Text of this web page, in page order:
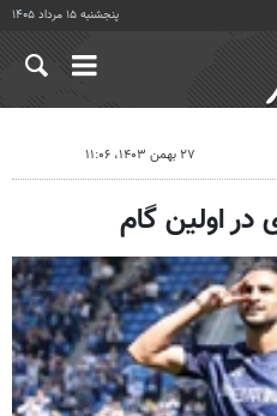
پنجشنبه ۱۵ مرداد ۱۴۰۵
۲۷ بهمن ۱۴۰۳، ۱۱:۰۶
اولین گام